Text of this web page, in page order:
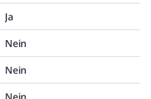
Ja
Nein
Nein